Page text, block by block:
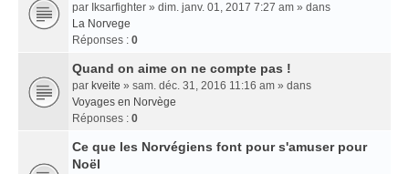
par Iksarfighter » dim. janv. 01, 2017 7:27 am » dans
La Norvege
Réponses : 0
Quand on aime on ne compte pas !
par kveite » sam. déc. 31, 2016 11:16 am » dans
Voyages en Norvège
Réponses : 0
Ce que les Norvégiens font pour s'amuser pour
Noël